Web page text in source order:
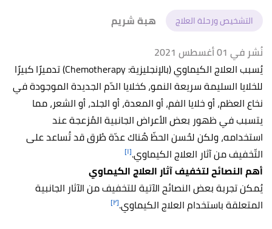
التشخيص ورحلة العلاج
هبة شريم
نُشر في 01 أغسطس 2021
يُسبب العلاج الكيماوي (بالإنجليزية: Chemotherapy) تدميرًا كبيرًا
للخلايا السليمة سريعة النمو، كخلايا الدّم الجديدة الموجودة في
نخاع العظم، أو خلايا الفم، أو المعدة، أو الجلد، أو الشعر، مما
يتسبب في ظهور بعض الأعراض الجانبية المُزعجة عند
استخدامه، ولكن لحُسن الحظّ هُناك عدّة طُرق قد تُساعد على
التّخفيف من آثار العلاج الكيماوي.[١]
أهم النصائح لتخفيف آثار العلاج الكيماوي
يُمكن تجربة بعض النصائح الآتية للتخفيف من الآثار الجانبية
المتعلقة باستخدام العلاج الكيماوي.[٢]